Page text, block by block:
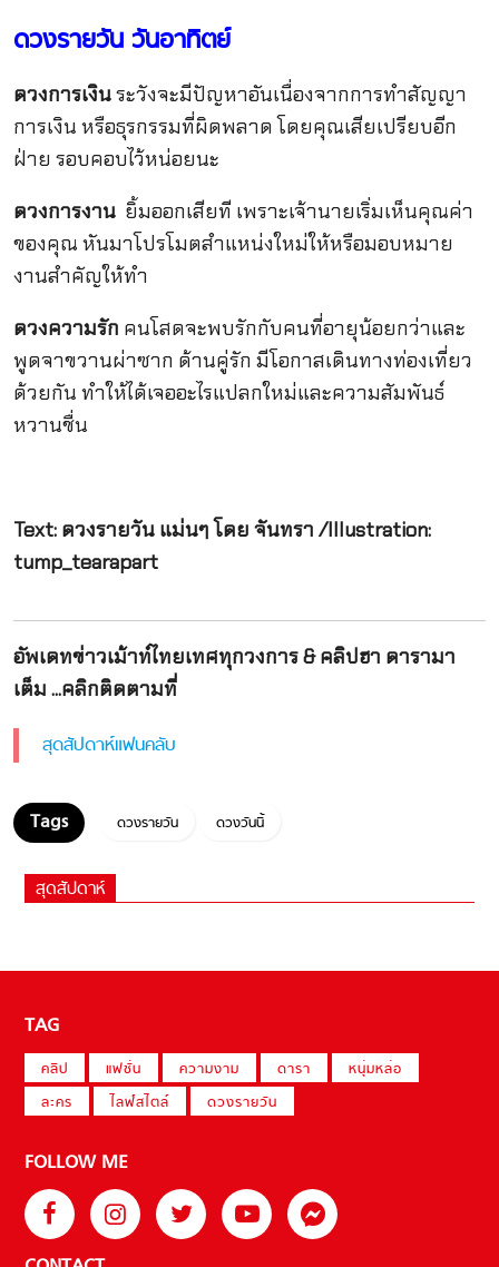
ดวงรายวัน วันอาทิตย์
ดวงการเงินระวังจะมีปัญหาอันเนื่องจากการทำสัญญา
การเงิน หรือธุรกรรมที่ผิดพลาด โดยคุณเสียเปรียบอีก
ฝ่าย รอบคอบไว้หน่อยนะ
ดวงการงานยิ้มออกเสียที เพราะเจ้านายเริ่มเห็นคุณค่า
ของคุณ หันมาโปรโมตสำแหน่งใหม่ให้หรือมอบหมาย
งานสำคัญให้ทำ
ดวงความรัก คนโสดจะพบรักกับคนที่อายุน้อยกว่าและ
พูดจาขวานผ่าซาก ด้านคู่รัก มีโอกาสเดินทางท่องเที่ยว
ด้วยกัน ทำให้ได้เจออะไรแปลกใหม่และความสัมพันธ์
หวานชื่น
Text: ดวงรายวัน แม่นๆ โดย จันทรา /Illustration:
tump_tearapart
อัพเดทข่าวเม้าท์ไทยเทศทุกวงการ & คลิปฮา ดารามา
เต็ม ...คลิกติดตามที่
สุดสัปดาห์แฟนคลับ
ดวงรายวัน ดวงวันนี้
สุดสัปดาห์
TAG
คลิป แฟชั่น ความงาม ดารา
หนุ่มหล่อ
ละคร
ไลฟ์สไตล์ ดวงรายวัน
FOLLOW ME